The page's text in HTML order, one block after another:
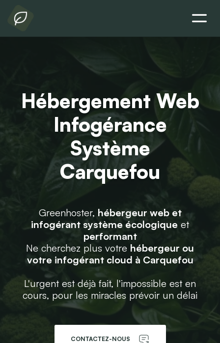
Hébergement Web
Infogérance
Système
Carquefou
Greenhoster, hébergeur web et
infogérant système écologique et
performant
Ne cherchez plus votre hébergeur ou
votre infogérant cloud à Carquefou
L'urgent est déjà fait, l'impossible est en
cours, pour les miracles prévoir un délai
CONTACTEZ-NOUS